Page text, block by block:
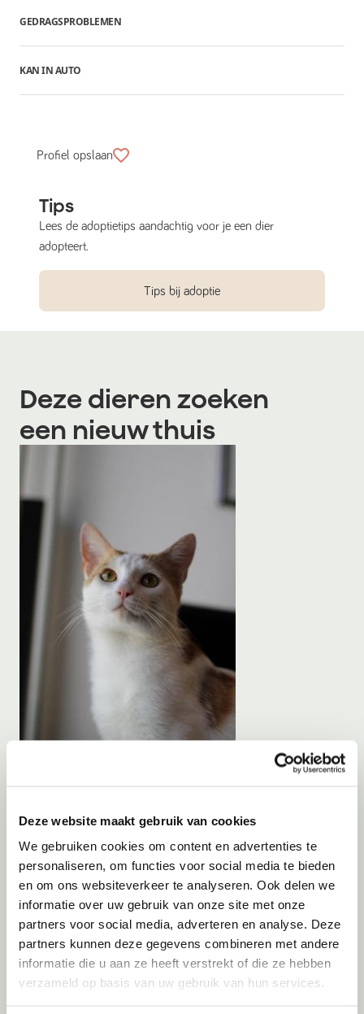
Deze website maakt gebruik van cookies
We gebruiken cookies om content en advertenties te
personaliseren, om functies voor social media te bieden
en om ons websiteverkeer te analyseren. Ook delen we
informatie over uw gebruik van onze site met onze
partners voor social media, adverteren en analyse. Deze
partners kunnen deze gegevens combineren met andere
informatie die u aan ze heeft verstrekt of die ze hebben
verzameld op basis van uw gebruik van hun services.
GEDRAGSPROBLEMEN
KAN IN AUTO
Profiel opslaan
Tips
Lees de adoptietips aandachtig voor je een dier
adopteert.
Tips bij adoptie
Deze dieren zoeken
een nieuw thuis